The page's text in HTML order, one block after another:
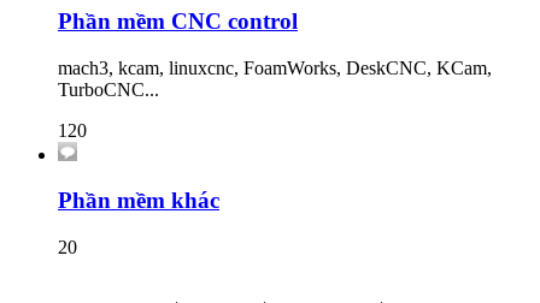
Phần mềm CNC control
mach3, kcam, linuxcnc, FoamWorks, DeskCNC, KCam,
TurboCNC...
120
Phần mềm khác
20